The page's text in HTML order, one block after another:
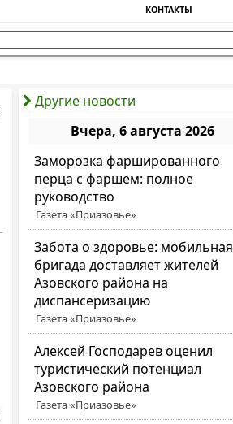
КОНТАКТЫ
Другие новости
Вчера, 6 августа 2026
Заморозка фаршированного
перца с фаршем: полное
руководство
Газета «Приазовье»
Забота о здоровье: мобильная
бригада доставляет жителей
Азовского района на
диспансеризацию
Газета «Приазовье»
Алексей Господарев оценил
туристический потенциал
Азовского района
Газета «Приазовье»